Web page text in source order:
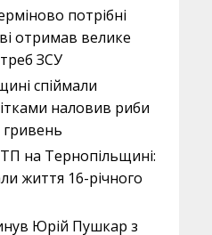
потрібні
отримав велике
ЗСУ
спіймали
наловив риби
гривень
на Тернопільщині:
життя 16-річного
Юрій Пушкар з